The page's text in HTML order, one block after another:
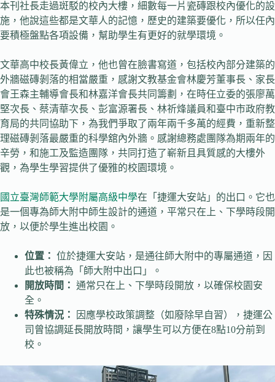
本刊社長走過斑駁的校內大樓，細數每一片瓷磚跟校內優化的設
施，他說這些都是文華人的記憶，歷史的建築要優化，所以任內
要積極盤點各項設備，幫助學生有更好的就學環境。
文華高中校長黃偉立，他也曾在臉書寫道，包括校內部分建築的
外牆磁磚剝落的相當嚴重，感謝文教基金會林慶芳董事長、家長
會王森主輔導會長和林嘉洋會長共同籌劃，在時任立委的張廖萬
堅次長、蔡清華次長、彭富源署長、林祈烽議員和臺中市政府教
育局的共同協助下，為我們爭取了兩年兩千多萬的經費，重新整
理磁磚剝落最嚴重的科學舘內外牆。感謝總務處團隊為期兩年的
辛勞，和施工及監造團隊，共同打造了嶄新且具質感的大樓外
觀，為學生學習提供了優雅的校園環境。
國立臺灣師範大學附屬高級中學在「捷運大安站」的出口。它也
是一個專為師大附中師生設計的通道，平常只在上、下學時段開
放，以便於學生進出校園。
位置： 位於捷運大安站，是通往師大附中的專屬通道，因
此也被稱為「師大附中出口」。
開放時間： 通常只在上、下學時段開放，以確保校園安
全。
特殊情況：
因應學校政策調整（如廢除早自習），捷運公
司曾協調延長開放時間，讓學生可以方便在8點10分前到
校。